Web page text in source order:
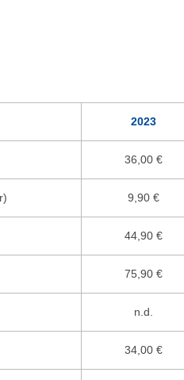
2023
36,00 €
9,90 €
44,90 €
75,90 €
n.d.
34,00 €